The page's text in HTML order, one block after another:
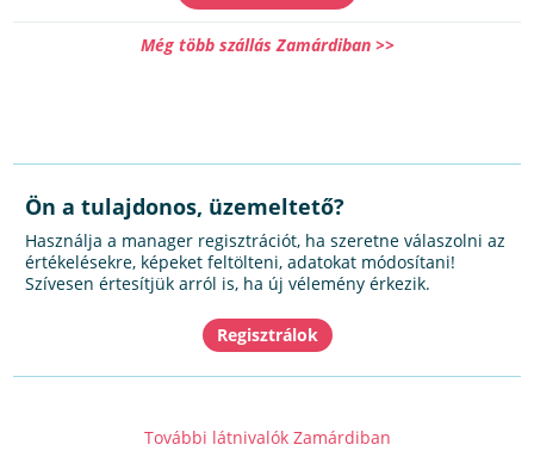
Még több szállás Zamárdiban >>
Ön a tulajdonos, üzemeltető?
Használja a manager regisztrációt, ha szeretne válaszolni az
értékelésekre, képeket feltölteni, adatokat módosítani!
Szívesen értesítjük arról is, ha új vélemény érkezik.
További látnivalók Zamárdiban